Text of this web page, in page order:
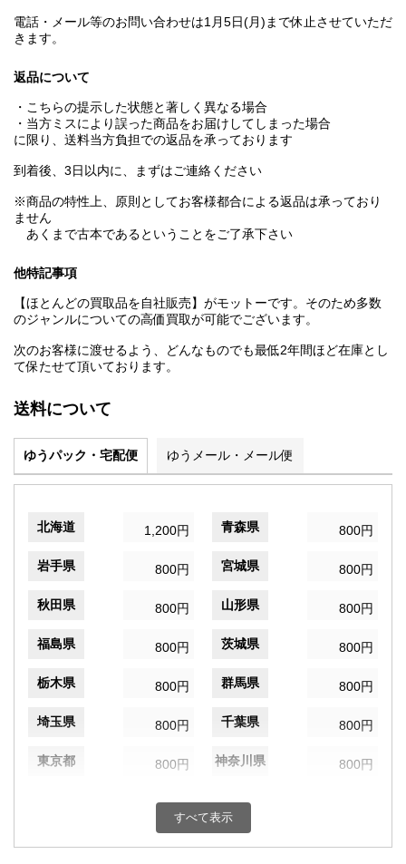
電話・メール等のお問い合わせは1月5日(月)まで休止させていただ
きます。
返品について
・こちらの提示した状態と著しく異なる場合
・当方ミスにより誤った商品をお届けしてしまった場合
に限り、送料当方負担での返品を承っております
到着後、3日以内に、まずはご連絡ください
※商品の特性上、原則としてお客様都合による返品は承っており
ません
あくまで古本であるということをご了承下さい
他特記事項
【ほとんどの買取品を自社販売】がモットーです。そのため多数
のジャンルについての高価買取が可能でございます。
次のお客様に渡せるよう、どんなものでも最低2年間ほど在庫とし
て保たせて頂いております。
送料について
ゆうパック・宅配便 ゆうメール・メール便
北海道 1,200円 青森県 800円
岩手県 800円 宮城県 800円
秋田県 800円 山形県 800円
福島県 800円 茨城県 800円
栃木県 800円 群馬県 800円
埼玉県 800円 千葉県 800円
東京都 800円 神奈川県 800円
800円 富山県
すべて表示